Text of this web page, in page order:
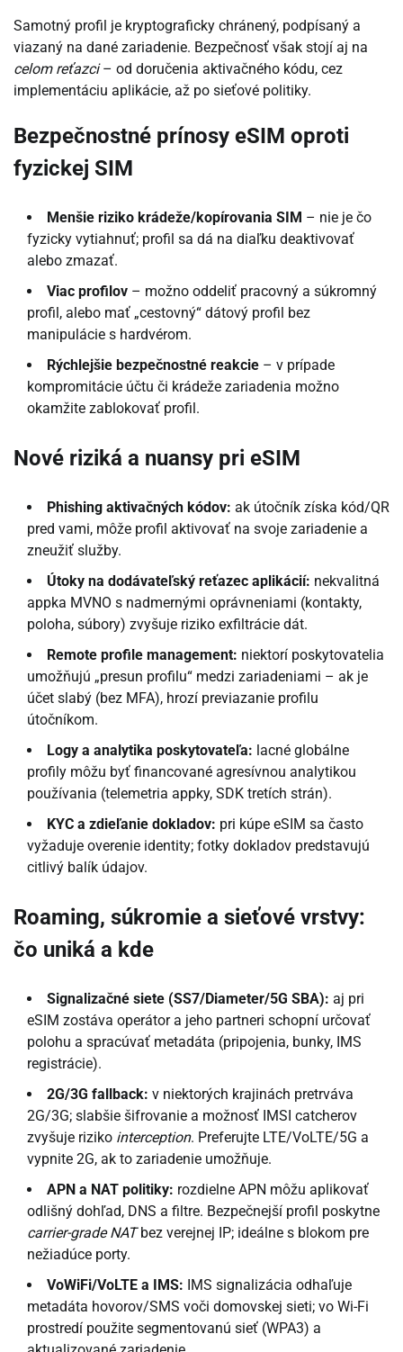
Samotný profil je kryptograficky chránený, podpísaný a
viazaný na dané zariadenie. Bezpečnosť však stojí aj na
celom reťazci– od doručenia aktivačného kódu, cez
implementáciu aplikácie, až po sieťové politiky.
Bezpečnostné prínosy eSIM oproti
fyzickej SIM
Menšie riziko krádeže/kopírovania SIM – nie je čo
fyzicky vytiahnuť; profil sa dá na diaľku deaktivovať
alebo zmazať.
Viac profilov – možno oddeliť pracovný a súkromný
profil, alebo mať „cestovný“ dátový profil bez
manipulácie s hardvérom.
Rýchlejšie bezpečnostné reakcie – v prípade
kompromitácie účtu či krádeže zariadenia možno
okamžite zablokovať profil.
Nové riziká a nuansy pri eSIM
Phishing aktivačných kódov: ak útočník získa kód/QR
pred vami, môže profil aktivovať na svoje zariadenie a
zneužiť služby.
Útoky na dodávateľský reťazec aplikácií: nekvalitná
appka MVNO s nadmernými oprávneniami (kontakty,
poloha, súbory) zvyšuje riziko exfiltrácie dát.
Remote profile management: niektorí poskytovatelia
umožňujú „presun profilu“ medzi zariadeniami – ak je
účet slabý (bez MFA), hrozí previazanie profilu
útočníkom.
Logy a analytika poskytovateľa: lacné globálne
profily môžu byť financované agresívnou analytikou
používania (telemetria appky, SDK tretích strán).
KYC a zdieľanie dokladov: pri kúpe eSIM sa často
vyžaduje overenie identity; fotky dokladov predstavujú
citlivý balík údajov.
Roaming, súkromie a sieťové vrstvy:
čo uniká a kde
Signalizačné siete (SS7/Diameter/5G SBA): aj pri
eSIM zostáva operátor a jeho partneri schopní určovať
polohu a spracúvať metadáta (pripojenia, bunky, IMS
registrácie).
2G/3G fallback: v niektorých krajinách pretrváva
2G/3G; slabšie šifrovanie a možnosť IMSI catcherov
zvyšuje riziko interception. Preferujte LTE/VoLTE/5G a
vypnite 2G, ak to zariadenie umožňuje.
APN a NAT politiky: rozdielne APN môžu aplikovať
odlišný dohľad, DNS a filtre. Bezpečnejší profil poskytne
carrier-grade NATbez verejnej IP; ideálne s blokom pre
nežiadúce porty.
VoWiFi/VoLTE a IMS: IMS signalizácia odhaľuje
metadáta hovorov/SMS voči domovskej sieti; vo Wi-Fi
prostredí použite segmentovanú sieť (WPA3) a